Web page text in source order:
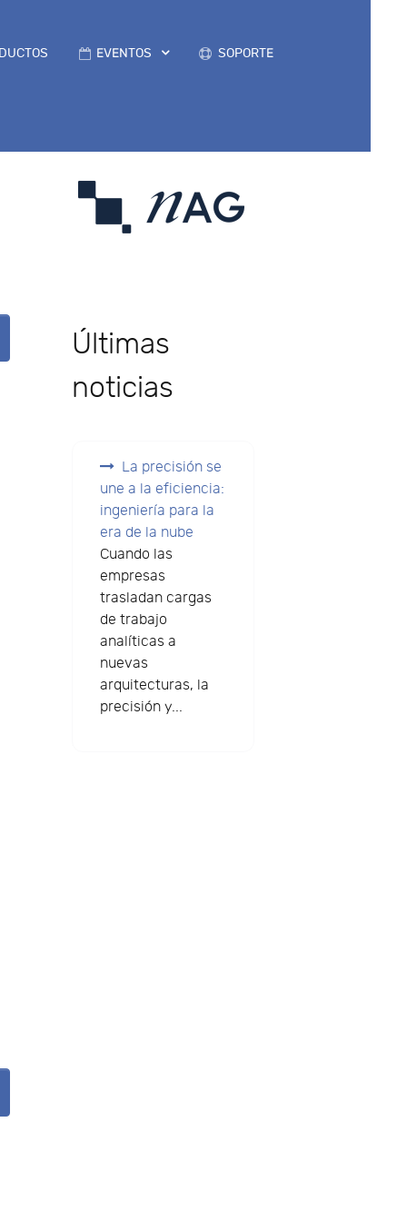
EVENTOS SOPORTE
Últimas
noticias
La precisión se
une a la eficiencia:
ingeniería para la
era de la nube
Cuando las
empresas
trasladan cargas
de trabajo
analíticas a
nuevas
arquitecturas, la
precisión y...